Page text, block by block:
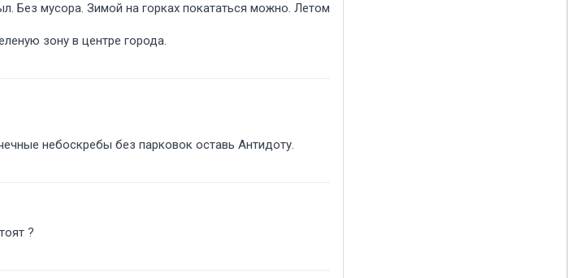
Без мусора. Зимой на горках покататься можно. Летом
зону в центре города.
небоскребы без парковок оставь Антидоту.